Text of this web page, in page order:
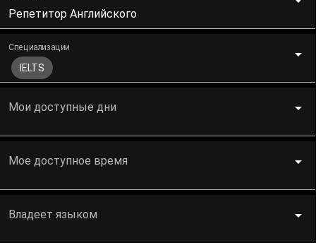
Репетитор Английского
Специализации
IELTS
Мои доступные дни
Мое доступное время
Владеет языком